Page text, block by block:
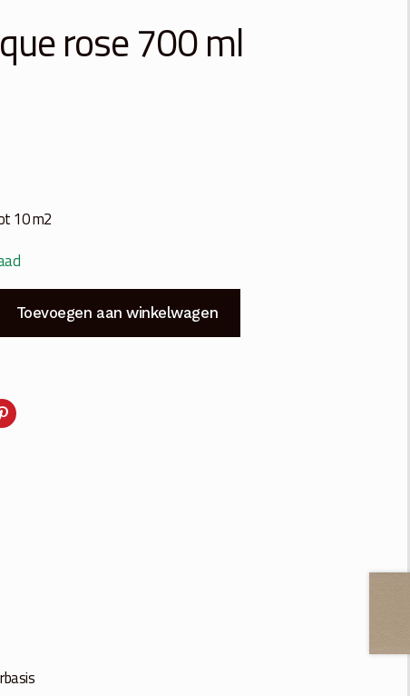
rose 700 ml
10 m2
Toevoegen aan winkelwagen